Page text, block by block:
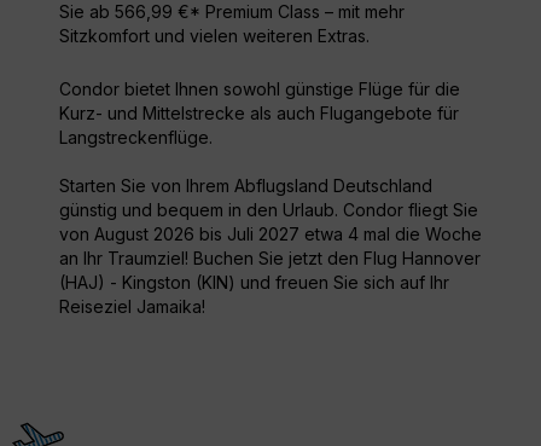
Sie ab 566,99 €* Premium Class – mit mehr
Sitzkomfort und vielen weiteren Extras.
Condor bietet Ihnen sowohl günstige Flüge für die
Kurz- und Mittelstrecke als auch Flugangebote für
Langstreckenflüge.
Starten Sie von Ihrem Abflugsland Deutschland
günstig und bequem in den Urlaub. Condor fliegt Sie
von August 2026 bis Juli 2027 etwa 4 mal die Woche
an Ihr Traumziel! Buchen Sie jetzt den Flug Hannover
(HAJ) - Kingston (KIN) und freuen Sie sich auf Ihr
Reiseziel Jamaika!